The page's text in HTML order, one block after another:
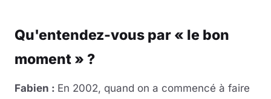
Qu'entendez-vous par « le bon
moment » ?
Fabien : En 2002, quand on a commencé à faire